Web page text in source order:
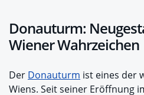
Donauturm:
Wiener Wahrzeichen
Der Donauturm ist eines der
Wiens. Seit seiner Eröffnung